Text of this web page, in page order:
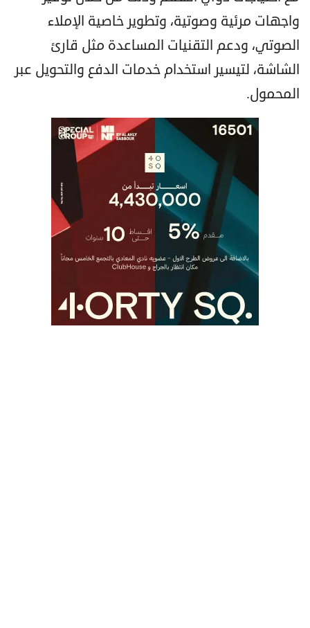
واجهات مرئية وصوتية، وتطوير خاصية الإملاء
الصوتي، ودعم التقنيات المساعدة مثل قارئ
الشاشة، لتيسير استخدام خدمات الدفع والتحويل عبر
المحمول.